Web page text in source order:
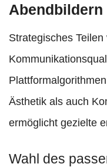
Abendbildern
Strategisches
Ästhetik als auch
ermöglicht gezielte
Wahl des